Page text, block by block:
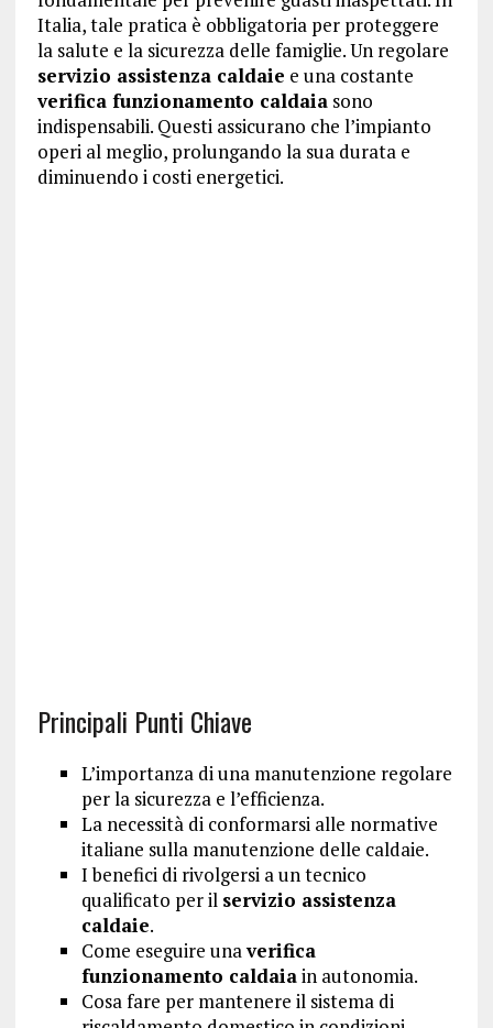
Italia, tale pratica è obbligatoria per proteggere
la salute e la sicurezza delle famiglie. Un regolare
servizio assistenza caldaie e una costante
verifica funzionamento caldaiasono
indispensabili. Questi assicurano che l’impianto
operi al meglio, prolungando la sua durata e
diminuendo i costi energetici.
Principali Punti Chiave
L’importanza di una manutenzione regolare
per la sicurezza e l’efficienza.
La necessità di conformarsi alle normative
italiane sulla manutenzione delle caldaie.
I benefici di rivolgersi a un tecnico
qualificato per il servizio assistenza
caldaie.
Come eseguire unaverifica
funzionamento caldaiain autonomia.
Cosa fare per mantenere il sistema di